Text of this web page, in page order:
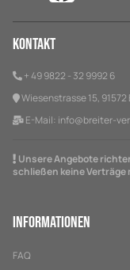
Kontakt
+ 49 9822 - 32 9992 6
Wiesenstrasse 15,
E-Mail: info@breiter-
Unsere Angebote
schließen keine
Informationen
FAQ